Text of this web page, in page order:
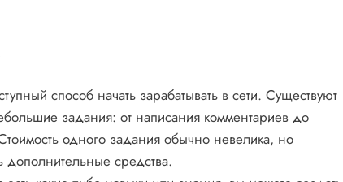
способ начать зарабатывать в сети. Существуют
задания: от написания комментариев до
одного задания обычно невелика, но
дополнительные средства.